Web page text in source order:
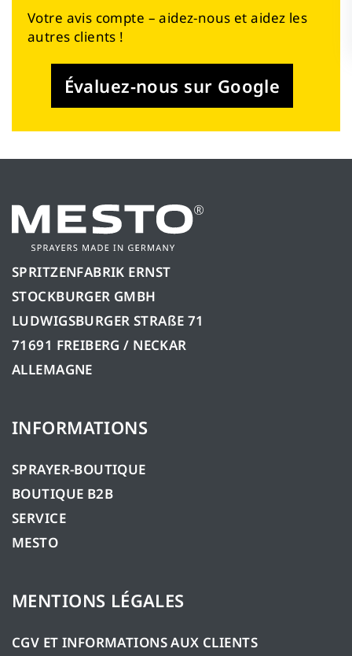
Votre avis compte – aidez-nous et aidez les
autres clients !
Évaluez-nous sur Google
SPRITZENFABRIK ERNST
STOCKBURGER GMBH
LUDWIGSBURGER STRAßE 71
71691 FREIBERG / NECKAR
ALLEMAGNE
INFORMATIONS
SPRAYER-BOUTIQUE
BOUTIQUE B2B
SERVICE
MESTO
MENTIONS LÉGALES
CGV ET INFORMATIONS AUX CLIENTS